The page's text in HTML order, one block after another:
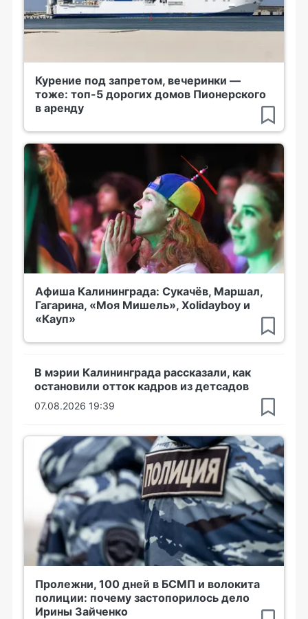
Курение под запретом, вечеринки —
тоже: топ-5 дорогих домов Пионерского
в аренду
Афиша Калининграда: Сукачёв, Маршал,
Гагарина, «Моя Мишель», Xolidayboy и
«Кауп»
В мэрии Калининграда рассказали, как
остановили отток кадров из детсадов
07.08.2026 19:39
Пролежни, 100 дней в БСМП и волокита
полиции: почему застопорилось дело
Ирины Зайченко